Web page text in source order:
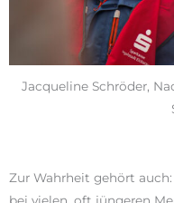
Jacqueline Schröder,
Zur Wahrheit gehört